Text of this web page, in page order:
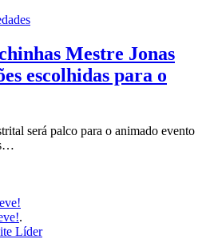
Mestre Jonas
escolhidas para o
será palco para o animado evento
.
Líder